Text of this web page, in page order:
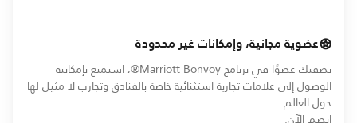
عضوية مجانية، وإمكانات غير محدودة
بصفتك عضوًا في برنامج Marriott Bonvoy®، استمتع بإمكانية
الوصول إلى علامات تجارية استثنائية خاصة بالفنادق وتجارب لا مثيل لها
حول العالم.